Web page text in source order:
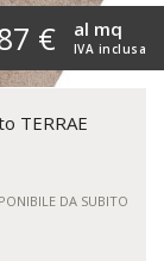
€ IVA inclusa
al mq
TERRAE
DA SUBITO